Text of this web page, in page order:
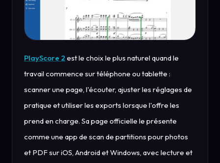
PlayScore 2 est le choix le plus naturel quand le
travail commence sur téléphone ou tablette :
scanner une page, l'écouter, ajuster les réglages de
pratique et utiliser les exports lorsque l'offre les
prend en charge. Sa page officielle le présente
comme une app de scan de partitions pour photos
et PDF sur iOS, Android et Windows, avec lecture et